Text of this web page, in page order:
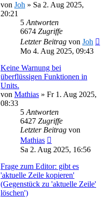
von Joh » Sa 2. Aug 2025,
20:21
5 Antworten
6674 Zugriffe
Letzter Beitrag von Joh
Mo 4. Aug 2025, 09:43
Keine Warnung bei
überflüssigen Funktionen in
Units.
von Mathias » Fr 1. Aug 2025,
08:33
5 Antworten
6427 Zugriffe
Letzter Beitrag von
Mathias
Sa 2. Aug 2025, 16:56
Frage zum Editor: gibt es
'aktuelle Zeile kopieren'
(Gegenstück zu 'aktuelle Zeile'
löschen')